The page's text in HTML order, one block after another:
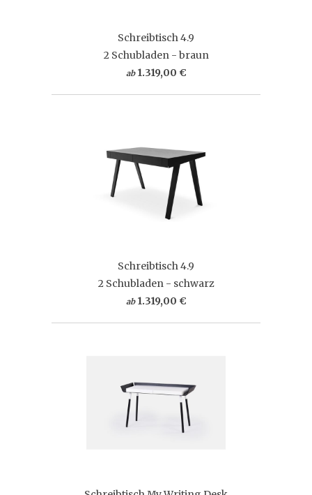
Schreibtisch 4.9
2 Schubladen - braun
ab 1.319,00 €
Schreibtisch 4.9
2 Schubladen - schwarz
ab 1.319,00 €